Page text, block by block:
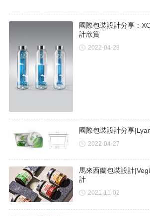
國際包裝設計分享：
計欣賞
2022-04-29
國際包裝設計分享
2022-04-27
馬來西蘭包裝設計
計
2021-11-02